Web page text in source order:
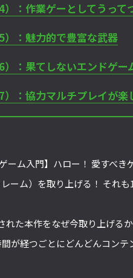
：作業ゲーとしてうって
）：魅力的で豊富な武器
：果てしないエンドゲー
）：協力マルチプレイが楽
ーム入門】ハロー！ 愛すべ
ーム）を取り上げる！ それ
た本作をなぜ今取り上げるか
が経つごとにどんどんコン